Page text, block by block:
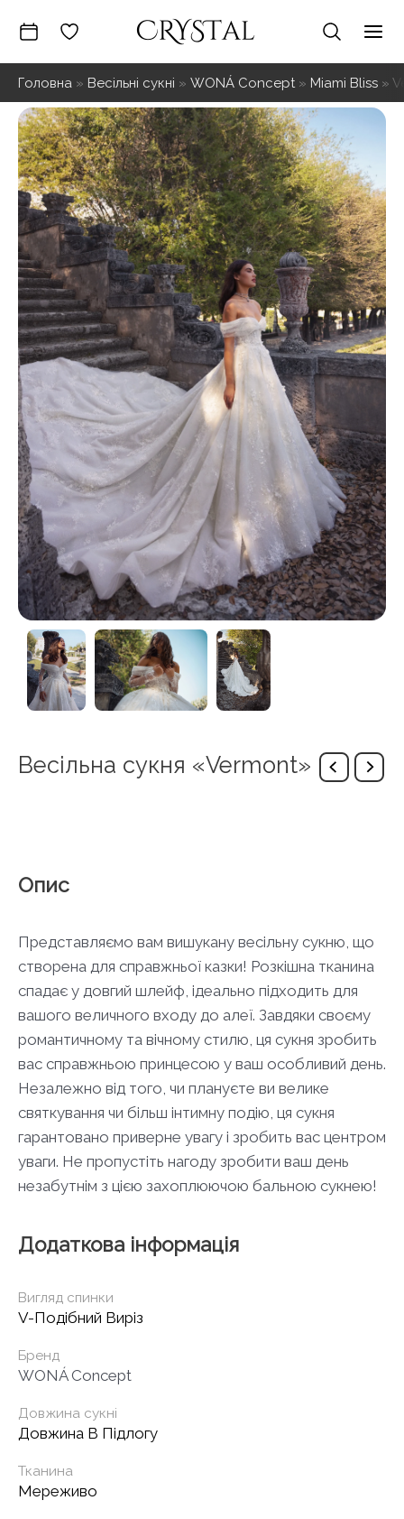
вмісту
Головна » Весільні сукні » WONÁ Concept» Miami Bliss »
Весільна сукня «Vermont»
Опис
Представляємо вам вишукану весільну сукню, що
створена для справжньої казки! Розкішна тканина
спадає у довгий шлейф, ідеально підходить для
вашого величного входу до алеї. Завдяки своєму
романтичному та вічному стилю, ця сукня зробить
вас справжньою принцесою у ваш особливий день.
Незалежно від того, чи плануєте ви велике
святкування чи більш інтимну подію, ця сукня
гарантовано приверне увагу і зробить вас центром
уваги. Не пропустіть нагоду зробити ваш день
незабутнім з цією захоплюючою бальною сукнею!
Додаткова інформація
Вигляд спинки
V-Подібний Виріз
Бренд
WONÁ Concept
Довжина сукні
Довжина В Підлогу
Тканина
Мереживо